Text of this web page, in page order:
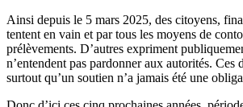
Ainsi depuis le 5 mars 2025, des citoyens,
tentent en vain et par tous les moyens de
prélèvements. D’autres expriment
n’entendent pas pardonner aux autorités. Ces
surtout qu’un soutien n’a jamais été une